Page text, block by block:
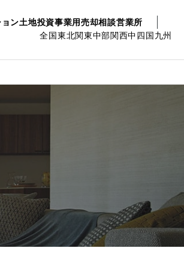
ン土地投資事業用売却相談営業所
全国東北関東中部関西中四国九州